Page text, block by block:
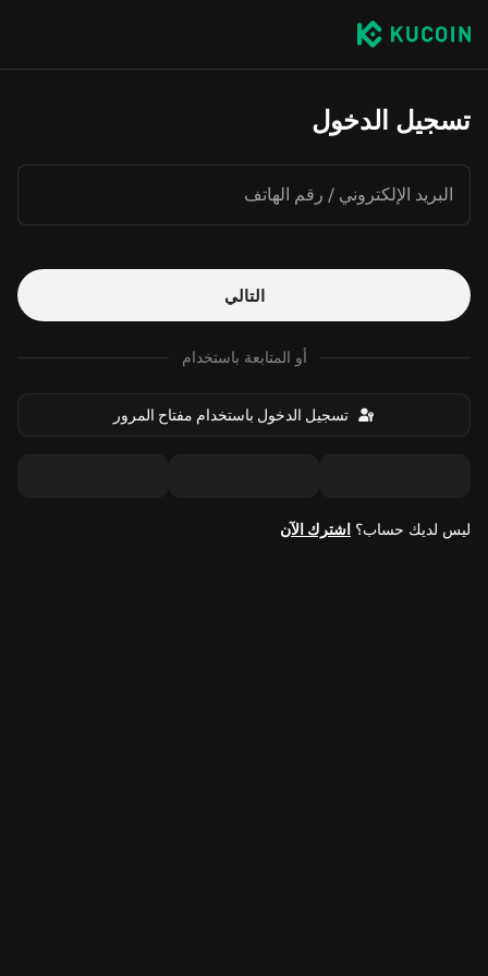
تسجيل الدخول
البريد الإلكتروني / رقم الهاتف
التالي
أو المتابعة باستخدام
تسجيل الدخول باستخدام مفتاح المرور
ليس لديك حساب؟ اشترك الآن